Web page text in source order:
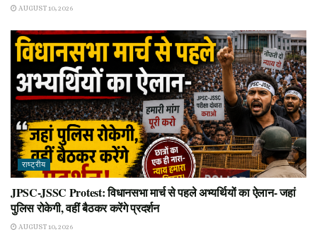
AUGUST 10, 2026
राष्ट्रीय
JPSC-JSSC Protest: विधानसभा मार्च से पहले अभ्यर्थियों का ऐलान- जहां
पुलिस रोकेगी, वहीं बैठकर करेंगे प्रदर्शन
AUGUST 10, 2026